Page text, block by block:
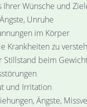
Ihrer Wünsche und
Unruhe
im Körper
Krankheiten zu
Stillstand beim
und Irritation
Ängste,